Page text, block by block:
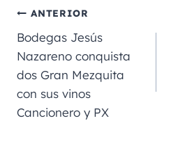
e
b
o
o
k
l
m
g
A
ANTERIOR
Bodegas Jesús
Nazareno conquista
dos Gran Mezquita
con sus vinos
Cancionero y PX